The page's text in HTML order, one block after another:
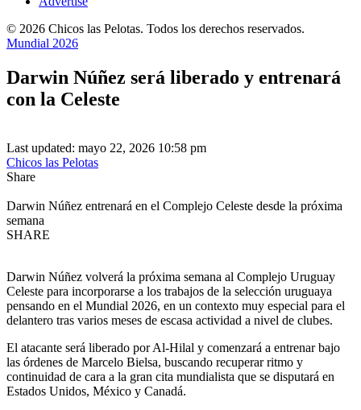
© 2026 Chicos las Pelotas. Todos los derechos reservados.
Mundial 2026
Darwin Núñez será liberado y entrenará
con la Celeste
Last updated: mayo 22, 2026 10:58 pm
Chicos las Pelotas
Share
Darwin Núñez entrenará en el Complejo Celeste desde la próxima
semana
SHARE
Darwin Núñez volverá la próxima semana al Complejo Uruguay
Celeste para incorporarse a los trabajos de la selección uruguaya
pensando en el Mundial 2026, en un contexto muy especial para el
delantero tras varios meses de escasa actividad a nivel de clubes.
El atacante será liberado por Al-Hilal y comenzará a entrenar bajo
las órdenes de Marcelo Bielsa, buscando recuperar ritmo y
continuidad de cara a la gran cita mundialista que se disputará en
Estados Unidos, México y Canadá.